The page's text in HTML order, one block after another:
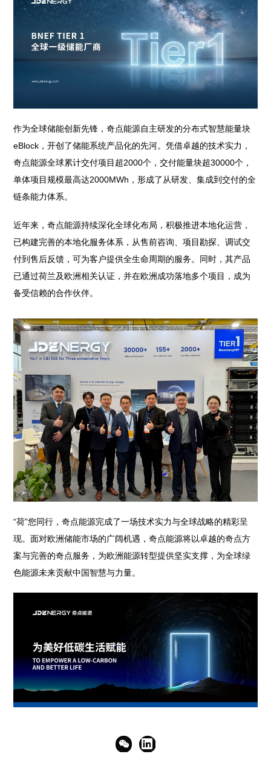
作为全球储能创新先锋，奇点能源自主研发的分布式智慧能量块
eBlock，开创了储能系统产品化的先河。凭借卓越的技术实力，
奇点能源全球累计交付项目超2000个，交付能量块超30000个，
单体项目规模最高达2000MWh，形成了从研发、集成到交付的全
链条能力体系。
近年来，奇点能源持续深化全球化布局，积极推进本地化运营，
已构建完善的本地化服务体系，从售前咨询、项目勘探、调试交
付到售后反馈，可为客户提供全生命周期的服务。同时，其产品
已通过荷兰及欧洲相关认证，并在欧洲成功落地多个项目，成为
备受信赖的合作伙伴。
“荷”您同行，奇点能源完成了一场技术实力与全球战略的精彩呈
现。面对欧洲储能市场的广阔机遇，奇点能源将以卓越的奇点方
案与完善的奇点服务，为欧洲能源转型提供坚实支撑，为全球绿
色能源未来贡献中国智慧与力量。
 